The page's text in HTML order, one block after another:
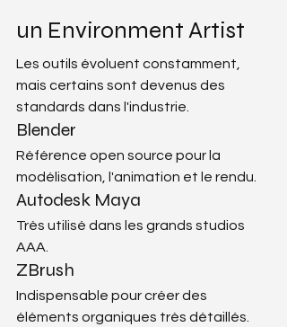
un Environment Artist
Les outils évoluent constamment,
mais certains sont devenus des
standards dans l'industrie.
Blender
Référence open source pour la
modélisation, l'animation et le rendu.
Autodesk Maya
Très utilisé dans les grands studios
AAA.
ZBrush
Indispensable pour créer des
éléments organiques très détaillés.